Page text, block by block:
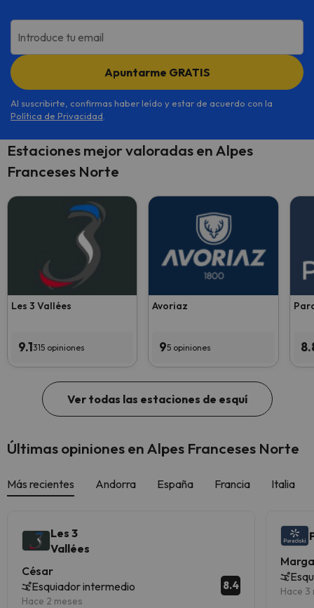
Introduce tu email
Apuntarme GRATIS
Al suscribirte, confirmas haber leído y estar de acuerdo con la
Política de Privacidad
Estaciones mejor valoradas en Alpes
Franceses Norte
Les 3 Vallées
9.1315 opiniones
Avoriaz
95 opiniones
Ver todas las estaciones de esquí
Últimas opiniones en Alpes Franceses Norte
Más recientes Andorra España Francia Italia
Les 3
Vallées
César
Esquiador intermedio
Hace 2 meses
8.4 Hace 3